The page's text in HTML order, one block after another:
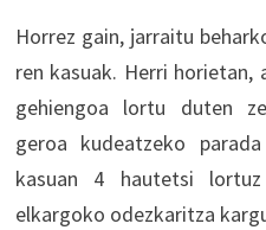
Horrez gain, jarraitu
ren kasuak. Herri horietan,
gehiengoa lortu duten
geroa kudeatzeko
kasuan 4 hautetsi
elkargoko odezkaritza